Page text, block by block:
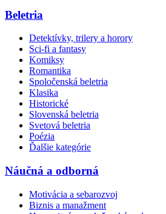
Beletria
Detektívky, trilery a horory
Sci-fi a fantasy
Komiksy
Romantika
Spoločenská beletria
Klasika
Historické
Slovenská beletria
Svetová beletria
Poézia
Ďalšie kategórie
Náučná a odborná
Motivácia a sebarozvoj
Biznis a manažment